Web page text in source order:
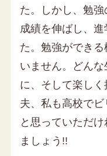
た。しかし、勉
成績を伸ばし、
た。勉強ができ
いません。どん
に、そして楽し
夫、私も高校で
と思っていただ
ましょう!!